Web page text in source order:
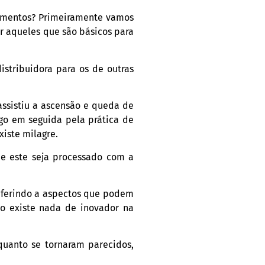
Primeiramente vamos
aqueles que são básicos para
para os de outras
a ascensão e queda de
em seguida pela prática de
milagre.
seja processado com a
a aspectos que podem
existe nada de inovador na
se tornaram parecidos,